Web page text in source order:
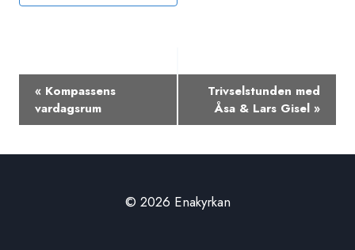
Evenemang-
navigering
« Kompassens
vardagsrum
Trivselstunden med
Åsa & Lars Gisel »
© 2026 Enakyrkan